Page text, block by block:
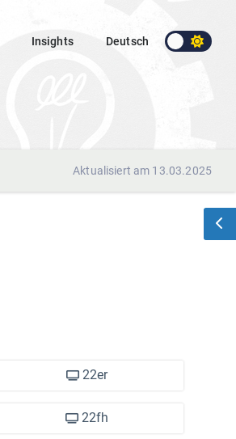
Insights Deutsch
Aktualisiert am 13.03.2025
22er
22fh